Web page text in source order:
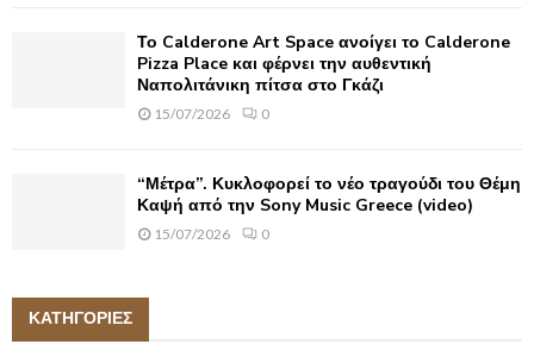
Το Calderone Art Space ανοίγει το Calderone
Pizza Place και φέρνει την αυθεντική
Ναπολιτάνικη πίτσα στο Γκάζι
15/07/2026 0
“Μέτρα”. Κυκλοφορεί το νέο τραγούδι του Θέμη
Καψή από την Sony Music Greece (video)
15/07/2026 0
ΚΑΤΗΓΟΡΙΕΣ